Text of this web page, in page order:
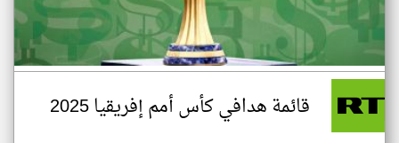
قائمة هدافي كأس أمم إفريقيا 2025